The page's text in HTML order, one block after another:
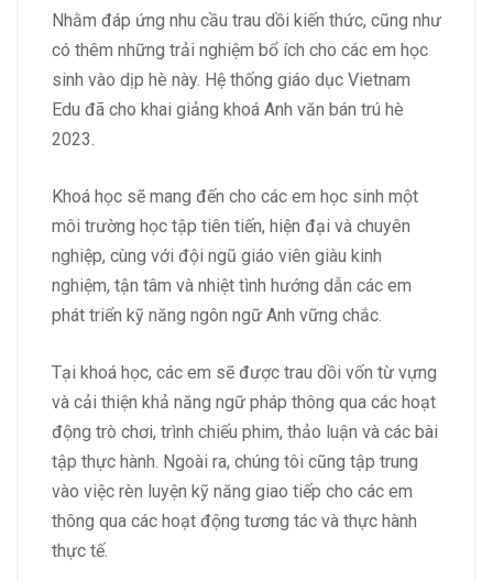
Nhằm đáp ứng nhu cầu trau dồi kiến thức, cũng như
có thêm những trải nghiệm bổ ích cho các em học
sinh vào dịp hè này. Hệ thống giáo dục Vietnam
Edu đã cho khai giảng khoá Anh văn bán trú hè
2023.
Khoá học sẽ mang đến cho các em học sinh một
môi trường học tập tiên tiến, hiện đại và chuyên
nghiệp, cùng với đội ngũ giáo viên giàu kinh
nghiệm, tận tâm và nhiệt tình hướng dẫn các em
phát triển kỹ năng ngôn ngữ Anh vững chắc.
Tại khoá học, các em sẽ được trau dồi vốn từ vựng
và cải thiện khả năng ngữ pháp thông qua các hoạt
động trò chơi, trình chiếu phim, thảo luận và các bài
tập thực hành. Ngoài ra, chúng tôi cũng tập trung
vào việc rèn luyện kỹ năng giao tiếp cho các em
thông qua các hoạt động tương tác và thực hành
thực tế.